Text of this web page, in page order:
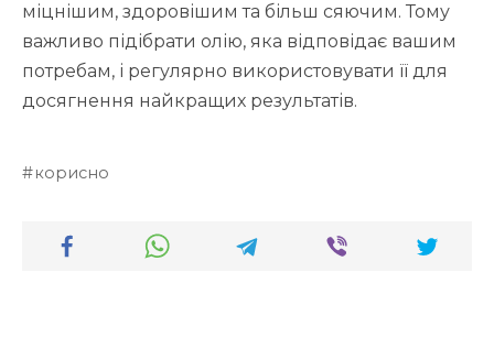
міцнішим, здоровішим та більш сяючим. Тому
важливо підібрати олію, яка відповідає вашим
потребам, і регулярно використовувати її для
досягнення найкращих результатів.
корисно